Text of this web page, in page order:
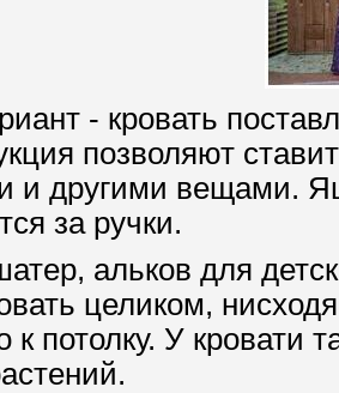
- кровать
позволяют
и другими вещами.
за ручки.
альков для
целиком,
к потолку. У кровати